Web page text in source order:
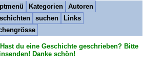
Kategorien
Autoren
suchen
Links
du eine Geschichte geschrieben? Bitte
Danke schön!